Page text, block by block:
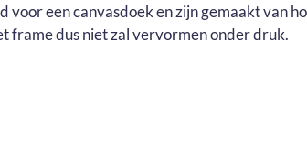
voor een canvasdoek en zijn gemaakt van
frame dus niet zal vervormen onder druk.